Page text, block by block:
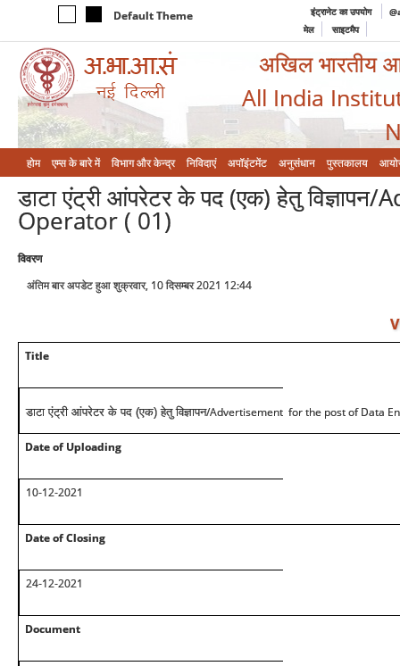
Default Theme इंट्रानेट का उपयोग
मेल
साइटमैप
अखिल भारतीय
All India
होम एम्‍स के बारे में विभाग और केन्‍द्र निविदाएं अपॉइंटमेंट अनुसंधान पुस्तकालय
डाटा एंट्री आंपरेटर के पद (एक) हेतु
Operator ( 01)
विवरण
अंतिम बार अपडेट हुआ शुक्रवार, 10 दिसम्बर 2021 12:44
Title
डाटा एंट्री आंपरेटर के पद (एक) हेतु विज्ञापन/Advertisement for the post of Data
Date of Uploading
10-12-2021
Date of Closing
24-12-2021
Document